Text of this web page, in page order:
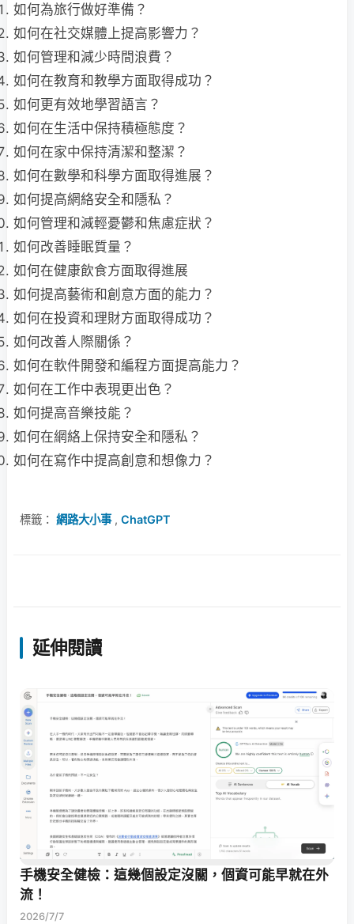
如何為旅行做好準備？
如何在社交媒體上提高影響力？
如何管理和減少時間浪費？
如何在教育和教學方面取得成功？
如何更有效地學習語言？
如何在生活中保持積極態度？
如何在家中保持清潔和整潔？
如何在數學和科學方面取得進展？
如何提高網絡安全和隱私？
如何管理和減輕憂鬱和焦慮症狀？
如何改善睡眠質量？
如何在健康飲食方面取得進展
如何提高藝術和創意方面的能力？
如何在投資和理財方面取得成功？
如何改善人際關係？
如何在軟件開發和編程方面提高能力？
如何在工作中表現更出色？
如何提高音樂技能？
如何在網絡上保持安全和隱私？
如何在寫作中提高創意和想像力？
標籤： 網路大小事, ChatGPT
延伸閱讀
手機安全健檢：這幾個設定沒關，個資可能早就在外
流！
2026/7/7